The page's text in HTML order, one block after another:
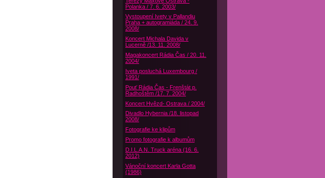
Polanka / 7. 6. 2003/
Vystoupení Ivety v Pallandiu
Praha + autogramiáda / 24. 9.
2008/
Koncert Michala Davida v
Lucerně /13. 11. 2008/
Magakoncert Rádia Čas / 20. 11.
2004/
Iveta posluchá Luxembourg /
1991/
Pouť Rádia Čas - Frenštát p.
Radhoštěm /17. 7. 2004/
Koncert Hvězd- Ostrava / 2004/
Divadlo Hybernia /18. listopad
2008/
Fotografie ke klipům
Promo fotografie k albumům
D.I.L.A.N. Truck aréna (16. 6.
2012)
Vánoční koncert Karla Gotta
(1986)